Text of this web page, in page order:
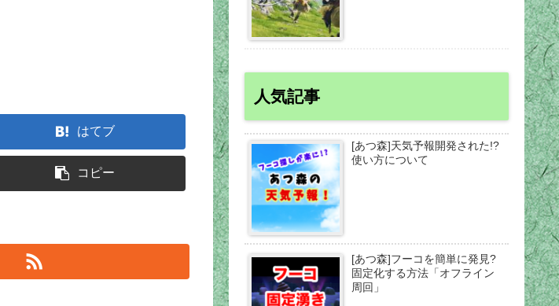
はてブ
コピー
人気記事
[あつ森]天気予報開発された!?
使い方について
[あつ森]フーコを簡単に発見?
固定化する方法「オフライン
周回」